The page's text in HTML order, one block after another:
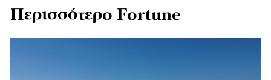
Περισσότερο Fortune